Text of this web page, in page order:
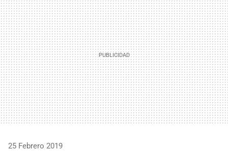
25 Febrero 2019